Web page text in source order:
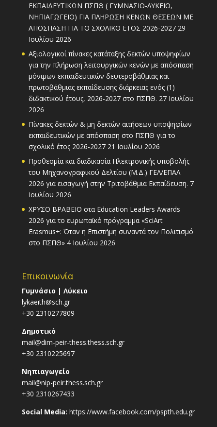
ΕΚΠΑΙΔΕΥΤΙΚΩΝ ΠΣΠΘ ( ΓΥΜΝΑΣΙΟ-ΛΥΚΕΙΟ,
ΝΗΠΙΑΓΩΓΕΙΟ) ΓΙΑ ΠΛΗΡΩΣΗ ΚΕΝΩΝ ΘΕΣΕΩΝ ΜΕ
ΑΠΟΣΠΑΣΗ ΓΙΑ ΤΟ ΣΧΟΛΙΚΟ ΕΤΟΣ 2026-2027 29
Ιουλίου 2026
Αξιολογικοί πίνακες κατάταξης δεκτών υποψηφίων
για την πλήρωση λειτουργικών κενών με απόσπαση
μόνιμων εκπαιδευτικών δευτεροβάθμιας και
πρωτοβάθμιας εκπαίδευσης διάρκειας ενός (1)
διδακτικού έτους, 2026-2027 στο ΠΣΠΘ. 27 Ιουλίου
2026
Πίνακες δεκτών & μη δεκτών αιτήσεων υποψηφίων
εκπαιδευτικών με απόσπαση στο ΠΣΠΘ για το
σχολικό έτος 2026-2027 21 Ιουλίου 2026
Προθεσμία και διαδικασία Ηλεκτρονικής υποβολής
του Μηχανογραφικού Δελτίου (Μ.Δ.) ΓΕΛ/ΕΠΑΛ
2026 για εισαγωγή στην Τριτοβάθμια Εκπαίδευση. 7
Ιουλίου 2026
ΧΡΥΣΟ ΒΡΑΒΕΙΟ στα Education Leaders Awards
2026 για το ευρωπαϊκό πρόγραμμα «SciArt
Erasmus+: Όταν η Επιστήμη συναντά τον Πολιτισμό
στο ΠΣΠΘ» 4 Ιουλίου 2026
Επικοινωνία
Γυμνάσιο | Λύκειο
lykaeith@sch.gr
+30 2310277809
Δημοτικό
mail@dim-peir-thess.thess.sch.gr
+30 2310225697
Νηπιαγωγείο
mail@nip-peir.thess.sch.gr
+30 2310267433
Social Media: https://www.facebook.com/pspth.edu.gr